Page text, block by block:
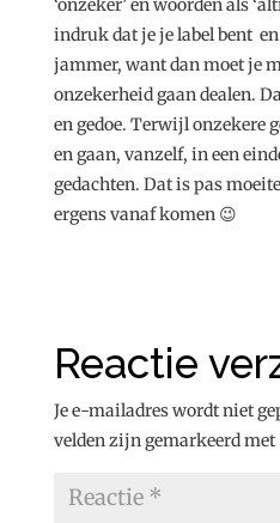
‘onzeker’ en woorden als
indruk dat je je label bent
jammer, want dan moet je
onzekerheid gaan dealen.
en gedoe. Terwijl onzekere
en gaan, vanzelf, in een
gedachten. Dat is pas
ergens vanaf komen 😉
Reactie
Je e-mailadres wordt niet
velden zijn gemarkeerd met